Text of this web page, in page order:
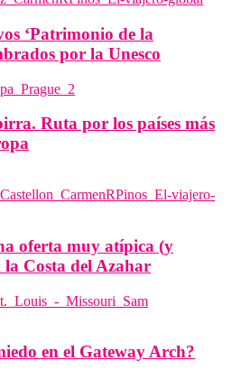
‘Patrimonio de la
por la Unesco
Ruta por los países más
oferta muy atípica (y
la Costa del Azahar
en el Gateway Arch?